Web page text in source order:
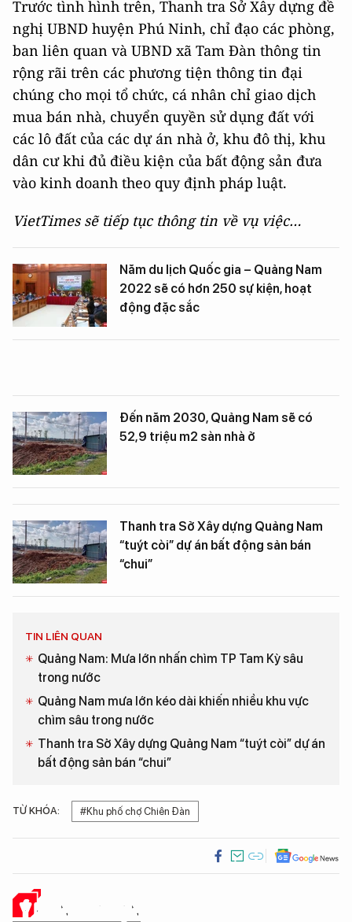
Trước tình hình trên, Thanh tra Sở Xây dựng đề
nghị UBND huyện Phú Ninh, chỉ đạo các phòng,
ban liên quan và UBND xã Tam Đàn thông tin
rộng rãi trên các phương tiện thông tin đại
chúng cho mọi tổ chức, cá nhân chỉ giao dịch
mua bán nhà, chuyển quyền sử dụng đất với
các lô đất của các dự án nhà ở, khu đô thị, khu
dân cư khi đủ điều kiện của bất động sản đưa
vào kinh doanh theo quy định pháp luật.
VietTimes sẽ tiếp tục thông tin về vụ việc…
Năm du lịch Quốc gia – Quảng Nam
2022 sẽ có hơn 250 sự kiện, hoạt
động đặc sắc
Đến năm 2030, Quảng Nam sẽ có
52,9 triệu m2 sàn nhà ở
Thanh tra Sở Xây dựng Quảng Nam
“tuýt còi” dự án bất động sản bán
“chui”
TIN LIÊN QUAN
Quảng Nam: Mưa lớn nhấn chìm TP Tam Kỳ sâu
trong nước
Quảng Nam mưa lớn kéo dài khiến nhiều khu vực
chìm sâu trong nước
Thanh tra Sở Xây dựng Quảng Nam “tuýt còi” dự án
bất động sản bán “chui”
TỪ KHÓA: #Khu phố chợ Chiên Đàn
Ý KIẾN CỦA BẠN